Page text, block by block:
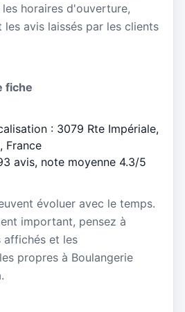
horaires d'ouverture,
les avis laissés par les clients
fiche
: 3079 Rte Impériale,
France
avis, note moyenne 4.3/5
évoluer avec le temps.
important, pensez à
affichés et les
propres à Boulangerie